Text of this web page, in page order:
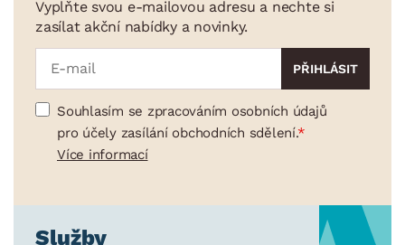
Vyplňte svou e-mailovou adresu a nechte si
zasílat akční nabídky a novinky.
Souhlasím se zpracováním osobních údajů
pro účely zasílání obchodních sdělení.
Více informací
Služby